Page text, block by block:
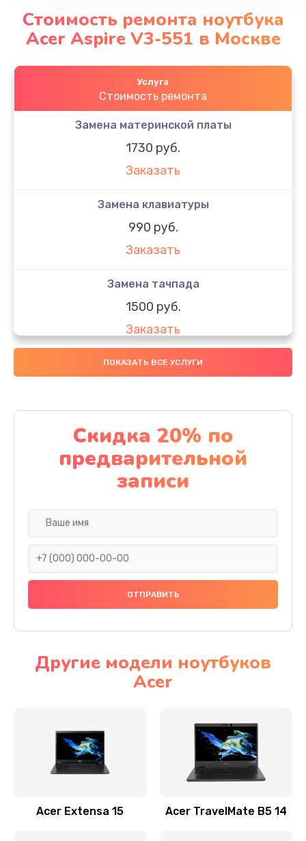
Стоимость ремонта ноутбука
Acer Aspire V3-551 в Москве
Услуга
Стоимость ремонта
Замена материнской платы
1730 руб.
Заказать
Замена клавиатуры
990 руб.
Заказать
Замена тачпада
1500 руб.
Заказать
Замена южного моста
Заказать
Чистка от пыли
1060 руб.
Заказать
Ремонт подсветки
Настройка BIOS
Замена видеочипа
Заказать
ПОКАЗАТЬ ВСЕ УСЛУГИ
Скидка 20% по
предварительной
записи
Другие модели ноутбуков
Acer
Acer Extensa 15 Acer TravelMate B5 14